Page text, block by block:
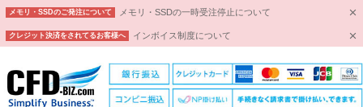
メモリ・SSDのご発注について メモリ・SSDの一時受注停止について
クレジット決済をされてるお客様へ インボイス制度について